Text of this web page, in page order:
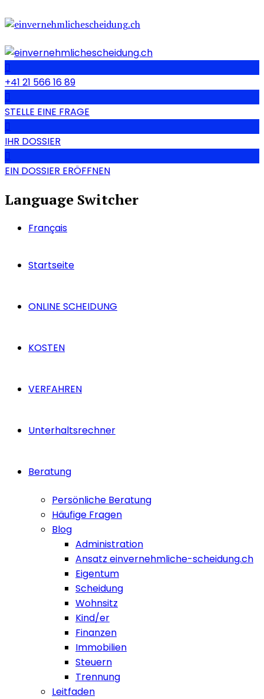
+41 21 566 16 89
STELLE EINE FRAGE
IHR DOSSIER
EIN DOSSIER ERÖFFNEN
Language Switcher
Français
Startseite
ONLINE SCHEIDUNG
KOSTEN
VERFAHREN
Unterhaltsrechner
Beratung
Persönliche Beratung
Häufige Fragen
Blog
Administration
Ansatz einvernehmliche-scheidung.ch
Eigentum
Scheidung
Wohnsitz
Kind/er
Finanzen
Immobilien
Steuern
Trennung
Leitfaden